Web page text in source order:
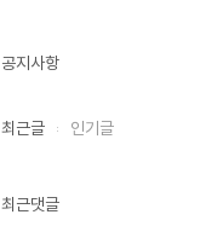
공지사항
최근글 인기글
최근댓글